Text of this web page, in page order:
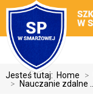
Jesteś tutaj: Home >
>
Nauczanie zdalne ...